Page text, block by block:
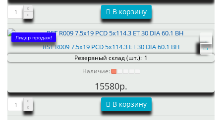
В корзину
Лидер продаж!
RST R009 7.5x19 PCD 5x114.3 ET 30 DIA 60.1 BH
Резервный склад (шт.): 1
Наличие:
15580р.
В корзину